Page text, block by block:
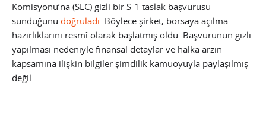
Komisyonu’na (SEC) gizli bir S-1 taslak başvurusu
sunduğunu doğruladı. Böylece şirket, borsaya açılma
hazırlıklarını resmî olarak başlatmış oldu. Başvurunun gizli
yapılması nedeniyle finansal detaylar ve halka arzın
kapsamına ilişkin bilgiler şimdilik kamuoyuyla paylaşılmış
değil.